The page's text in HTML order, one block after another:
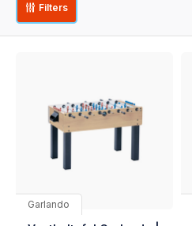
Filters
Garlando